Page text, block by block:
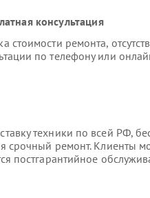
консультация
стоимости ремонта,
по телефону или
техники по всей РФ,
срочный ремонт. Клиенты
постгарантийное